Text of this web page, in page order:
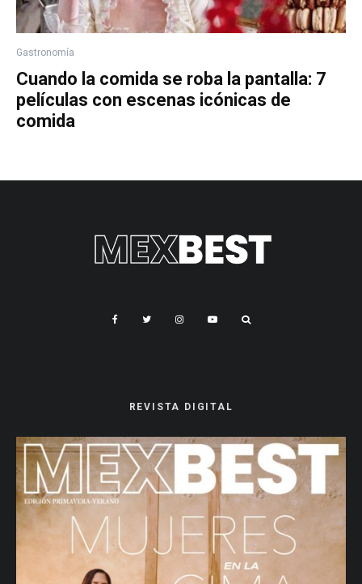
Gastronomía
Cuando la comida se roba la pantalla: 7
películas con escenas icónicas de
comida
REVISTA DIGITAL